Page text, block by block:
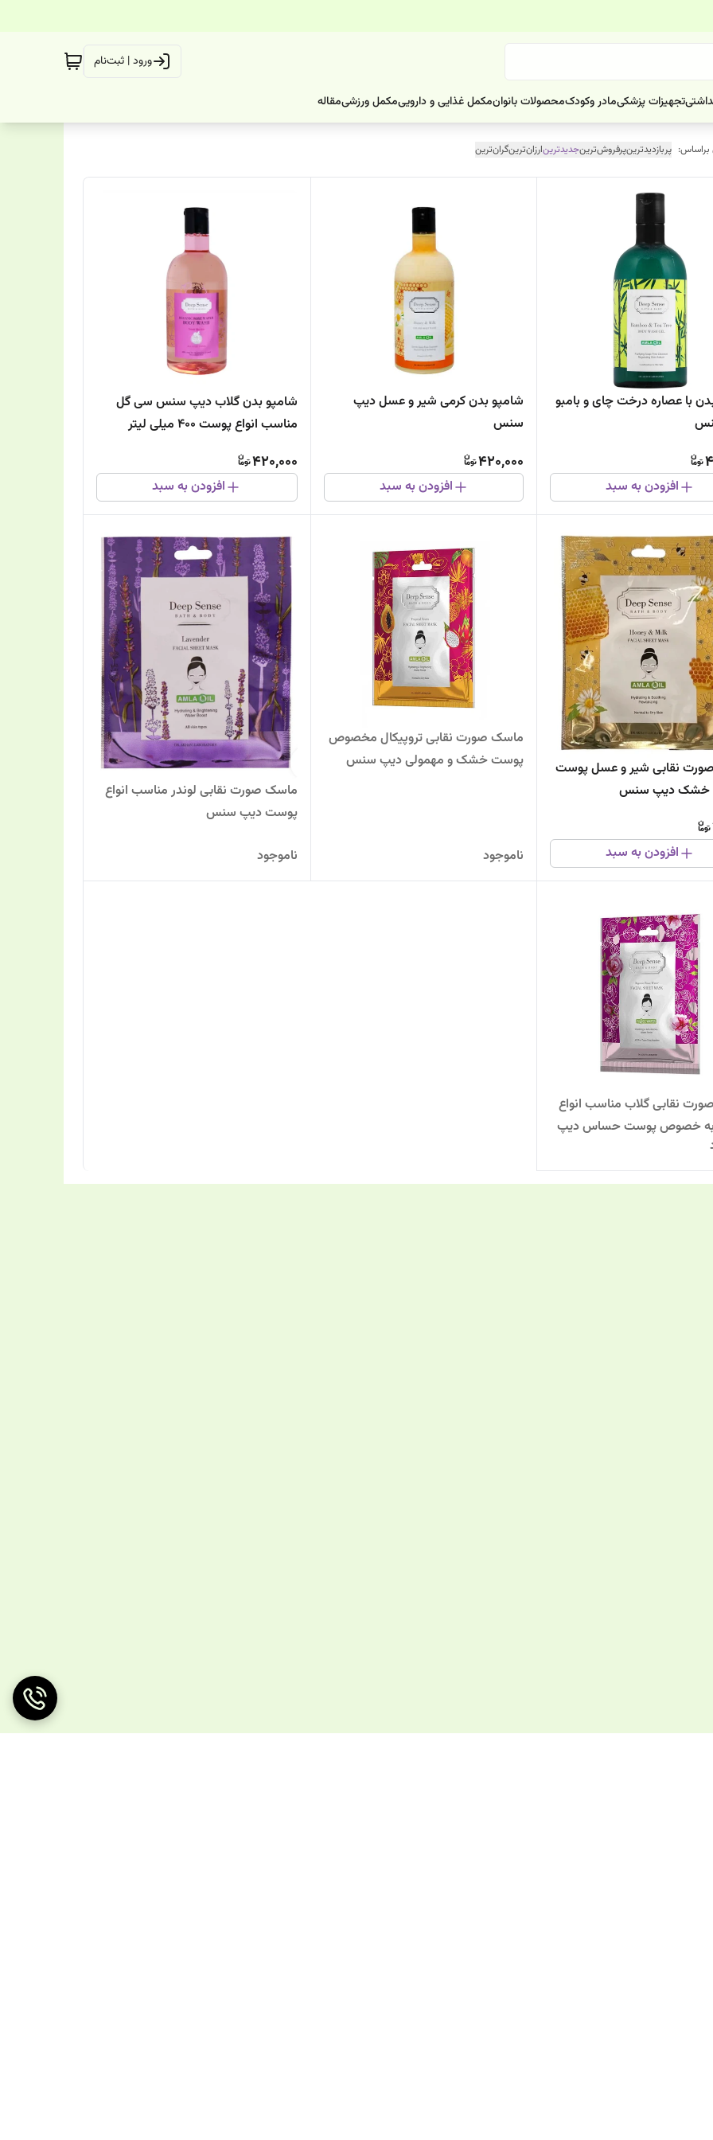
ورود | ثبت‌نام
تجهیزات پزشکیمادر وکودکمحصولات بانوانمکمل غذایی و داروییمکمل ورزشیمقاله
پربازدیدترینپرفروش‌ترینجدیدترینارزان‌ترینگران‌ترین
با عصاره درخت چای و بامبو
افزودن به سبد
شامپو بدن کرمی شیر و عسل دیپ
سنس
420,000
افزودن به سبد
شامپو بدن گلاب دیپ سنس سی گل
مناسب انواع پوست 400 میلی لیتر
420,000
افزودن به سبد
نقابی شیر و عسل پوست
خشک دیپ سنس
افزودن به سبد
ماسک صورت نقابی تروپیکال مخصوص
پوست خشک و مهمولی دیپ سنس
ناموجود
ماسک صورت نقابی لوندر مناسب انواع
پوست دیپ سنس
ناموجود
نقابی گلاب مناسب انواع
خصوص پوست حساس دیپ